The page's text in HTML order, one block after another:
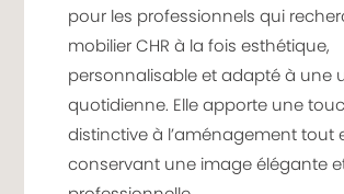
pour les professionnels qui
mobilier CHR à la fois esthétique,
personnalisable et adapté à une
quotidienne. Elle apporte une
distinctive à l’aménagement tout
conservant une image élégante